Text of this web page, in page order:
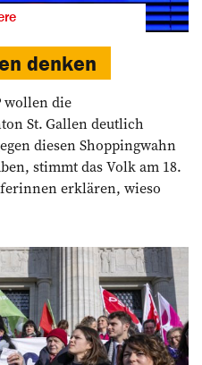
denken
wollen die
St. Gallen deutlich
diesen Shoppingwahn
stimmt das Volk am 18.
erklären, wieso